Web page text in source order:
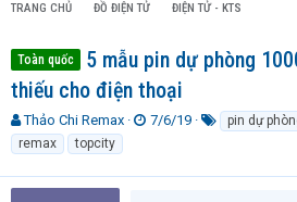
TRANG CHỦ ĐỒ ĐIỆN TỬ ĐIỆN TỬ - KTS
Toàn quốc
5 mẫu pin dự phòng
thiếu cho điện thoại
T
h
r
e
Thảo Chi Remax
N
y
7/6/19
h
pin dự
remax
topcity